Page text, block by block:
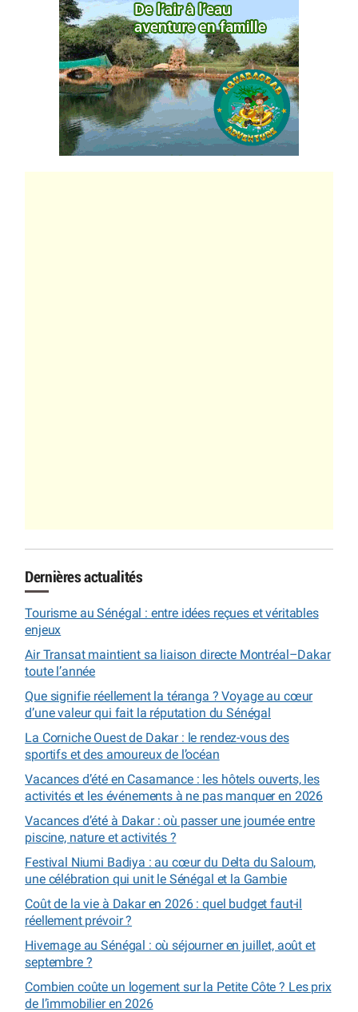
Dernières actualités
Tourisme au Sénégal : entre idées reçues et véritables
enjeux
Air Transat maintient sa liaison directe Montréal–Dakar
toute l’année
Que signifie réellement la téranga ? Voyage au cœur
d’une valeur qui fait la réputation du Sénégal
La Corniche Ouest de Dakar : le rendez-vous des
sportifs et des amoureux de l’océan
Vacances d’été en Casamance : les hôtels ouverts, les
activités et les événements à ne pas manquer en 2026
Vacances d’été à Dakar : où passer une journée entre
piscine, nature et activités ?
Festival Niumi Badiya : au cœur du Delta du Saloum,
une célébration qui unit le Sénégal et la Gambie
Coût de la vie à Dakar en 2026 : quel budget faut-il
réellement prévoir ?
Hivernage au Sénégal : où séjourner en juillet, août et
septembre ?
Combien coûte un logement sur la Petite Côte ? Les prix
de l’immobilier en 2026